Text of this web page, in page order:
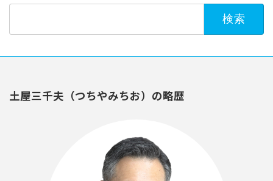
土屋三千夫（つちやみちお）の略歴